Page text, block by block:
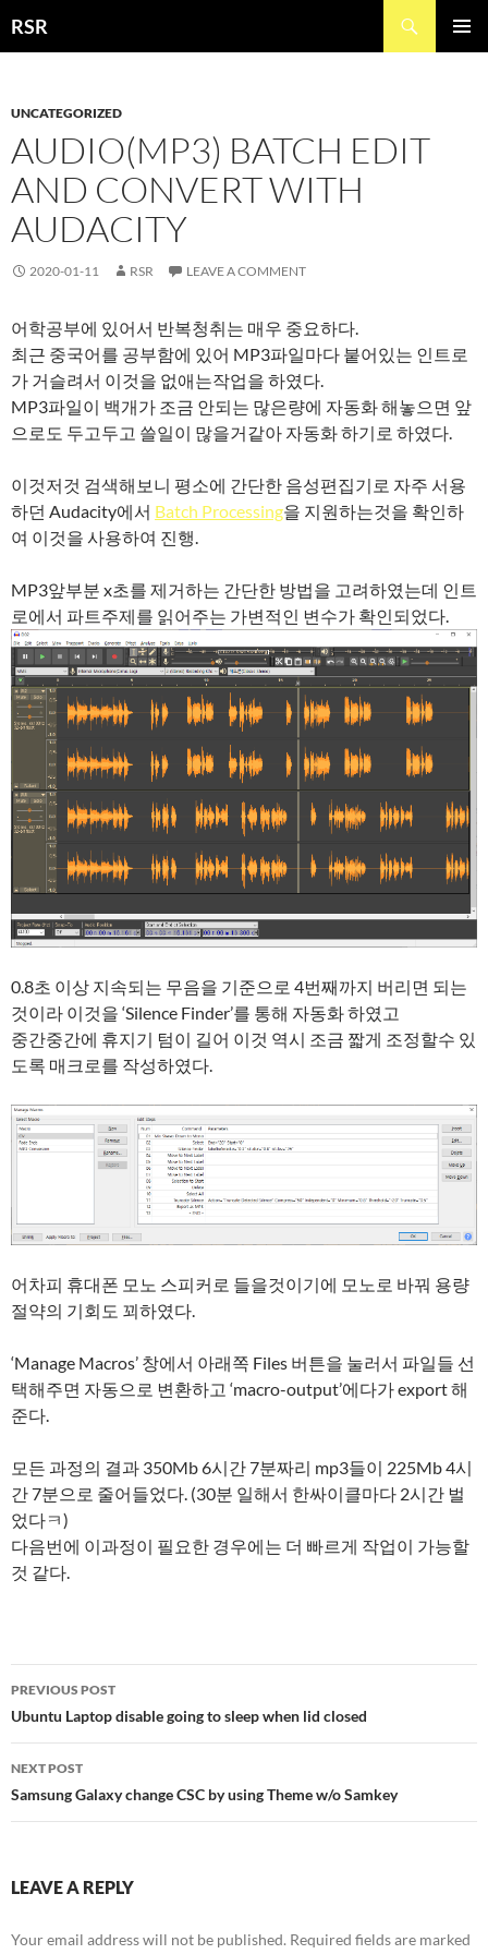
toRSR
UNCATEGORIZED
AUDIO(MP3) BATCH EDIT
AND CONVERT WITH
AUDACITY
2020-01-11 RSR LEAVE A COMMENT
어학공부에 있어서 반복청취는 매우 중요하다.
최근 중국어를 공부함에 있어 MP3파일마다 붙어있는 인트로
가 거슬려서 이것을 없애는작업을 하였다.
MP3파일이 백개가 조금 안되는 많은량에 자동화 해놓으면 앞
으로도 두고두고 쓸일이 많을거같아 자동화 하기로 하였다.
이것저것 검색해보니 평소에 간단한 음성편집기로 자주 서용
하던 Audacity에서 Batch Processing을 지원하는것을 확인하
여 이것을 사용하여 진행.
MP3앞부분 x초를 제거하는 간단한 방법을 고려하였는데 인트
로에서 파트주제를 읽어주는 가변적인 변수가 확인되었다.
0.8초 이상 지속되는 무음을 기준으로 4번째까지 버리면 되는
것이라 이것을 ‘Silence Finder’를 통해 자동화 하였고
중간중간에 휴지기 텀이 길어 이것 역시 조금 짧게 조정할수 있
도록 매크로를 작성하였다.
어차피 휴대폰 모노 스피커로 들을것이기에 모노로 바꿔 용량
절약의 기회도 꾀하였다.
‘Manage Macros’ 창에서 아래쪽 Files 버튼을 눌러서 파일들 선
택해주면 자동으로 변환하고 ‘macro-output’에다가 export 해
준다.
모든 과정의 결과 350Mb 6시간 7분짜리 mp3들이 225Mb 4시
간 7분으로 줄어들었다. (30분 일해서 한싸이클마다 2시간 벌
었다ㅋ)
다음번에 이과정이 필요한 경우에는 더 빠르게 작업이 가능할
것 같다.
Post
navigation
PREVIOUS POST
Ubuntu Laptop disable going to sleep when lid closed
NEXT POST
Samsung Galaxy change CSC by using Theme w/o Samkey
LEAVE A REPLY
Your email address will not be published. Required fields are marked